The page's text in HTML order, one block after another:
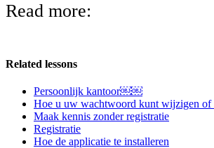
Read more:
Related lessons
Persoonlijk kantoor￼￼
Hoe u uw wachtwoord kunt wijzigen of
Maak kennis zonder registratie
Registratie
Hoe de applicatie te installeren